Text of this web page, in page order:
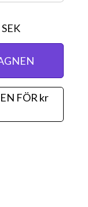
SEK
FÖR kr